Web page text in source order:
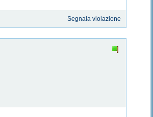
Segnala violazione